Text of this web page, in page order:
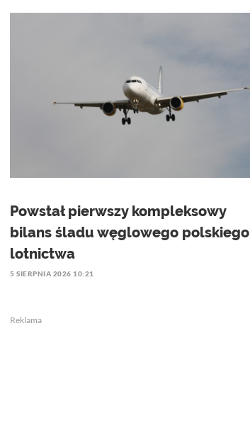
Powstał pierwszy kompleksowy
bilans śladu węglowego polskiego
lotnictwa
5 SIERPNIA 2026 10:21
Reklama